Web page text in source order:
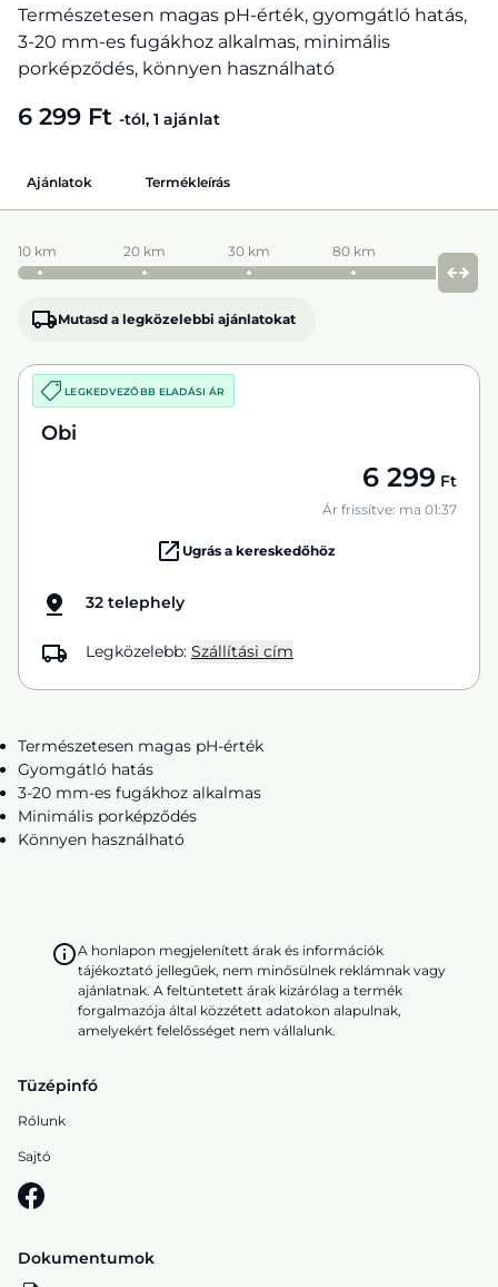
Természetesen magas pH-érték, gyomgátló hatás,
3-20 mm-es fugákhoz alkalmas, minimális
porképződés, könnyen használható
6 299 Ft -tól, 1 ajánlat
Ajánlatok Termékleírás
10 km 20 km 30 km 80 km
Mutasd a legközelebbi ajánlatokat
LEGKEDVEZŐBB ELADÁSI ÁR
Obi
6 299 Ft
Ár frissítve: ma 01:37
Ugrás a kereskedőhöz
32 telephely
Legközelebb: Szállítási cím
Természetesen magas pH-érték
Gyomgátló hatás
3-20 mm-es fugákhoz alkalmas
Minimális porképződés
Könnyen használható
A honlapon megjelenített árak és információk
tájékoztató jellegűek, nem minősülnek reklámnak vagy
ajánlatnak. A feltüntetett árak kizárólag a termék
forgalmazója által közzétett adatokon alapulnak,
amelyekért felelősséget nem vállalunk.
Tüzépinfó
Rólunk
Sajtó
Dokumentumok